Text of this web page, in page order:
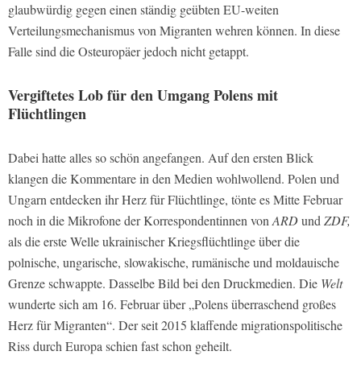
glaubwürdig gegen einen ständig geübten EU-weiten
Verteilungsmechanismus von Migranten wehren können. In diese
Falle sind die Osteuropäer jedoch nicht getappt.
Vergiftetes Lob für den Umgang Polens mit
Flüchtlingen
Dabei hatte alles so schön angefangen. Auf den ersten Blick
klangen die Kommentare in den Medien wohlwollend. Polen und
Ungarn entdecken ihr Herz für Flüchtlinge, tönte es Mitte Februar
noch in die Mikrofone der Korrespondentinnen vonARDundZDF,
als die erste Welle ukrainischer Kriegsflüchtlinge über die
polnische, ungarische, slowakische, rumänische und moldauische
Grenze schwappte. Dasselbe Bild bei den Druckmedien. Die Welt
wunderte sich am 16. Februar über „Polens überraschend großes
Herz für Migranten“. Der seit 2015 klaffende migrationspolitische
Riss durch Europa schien fast schon geheilt.